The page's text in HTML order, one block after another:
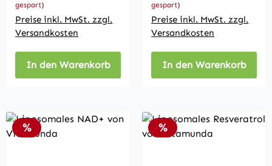
gespart)
Preise inkl. MwSt. zzgl.
Versandkosten
In den Warenkorb
gespart)
Preise inkl. MwSt. zzgl.
Versandkosten
In den Warenkorb
Rabatt
% Rabatt
%